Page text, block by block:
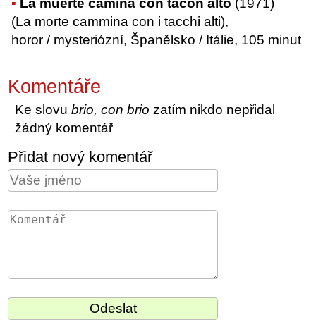
La muerte camina con tacón alto (1971)
(La morte cammina con i tacchi alti),
horor / mysteriózní, Španělsko / Itálie, 105 minut
Komentáře
Ke slovubrio, con brio zatím nikdo nepřidal
žádný komentář
Přidat nový komentář